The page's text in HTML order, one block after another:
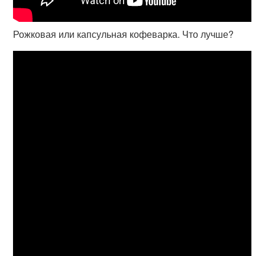
Рожковая или капсульная кофеварка. Что лучше?